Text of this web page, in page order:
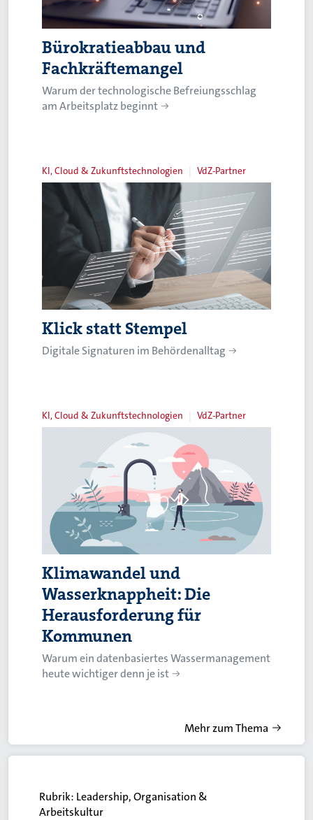
Bürokratieabbau und
Fachkräftemangel
Warum der technologische Befreiungsschlag
am Arbeitsplatz beginnt
KI, Cloud & Zukunftstechnologien VdZ-Partner
Klick statt Stempel
Digitale Signaturen im Behördenalltag
KI, Cloud & Zukunftstechnologien VdZ-Partner
Klimawandel und
Wasserknappheit: Die
Herausforderung für
Kommunen
Warum ein datenbasiertes Wassermanagement
heute wichtiger denn je ist
Mehr zum Thema
Rubrik: Leadership, Organisation &
Arbeitskultur